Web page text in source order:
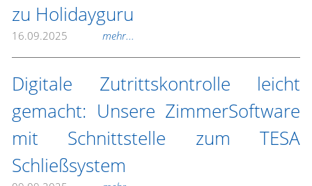
zu Holidayguru
16.09.2025 mehr...
Digitale Zutrittskontrolle leicht
gemacht: Unsere ZimmerSoftware
mit Schnittstelle zum TESA
Schließsystem